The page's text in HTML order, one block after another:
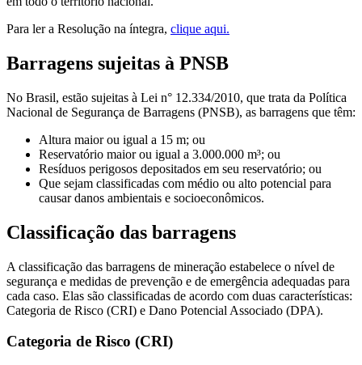
Para ler a Resolução na íntegra, clique aqui.
Barragens sujeitas à PNSB
No Brasil, estão sujeitas à Lei n° 12.334/2010, que trata da Política
Nacional de Segurança de Barragens (PNSB), as barragens que têm:
Altura maior ou igual a 15 m; ou
Reservatório maior ou igual a 3.000.000 m³; ou
Resíduos perigosos depositados em seu reservatório; ou
Que sejam classificadas com médio ou alto potencial para
causar danos ambientais e socioeconômicos.
Classificação das barragens
A classificação das barragens de mineração estabelece o nível de
segurança e medidas de prevenção e de emergência adequadas para
cada caso. Elas são classificadas de acordo com duas características:
Categoria de Risco (CRI) e Dano Potencial Associado (DPA).
Categoria de Risco (CRI)